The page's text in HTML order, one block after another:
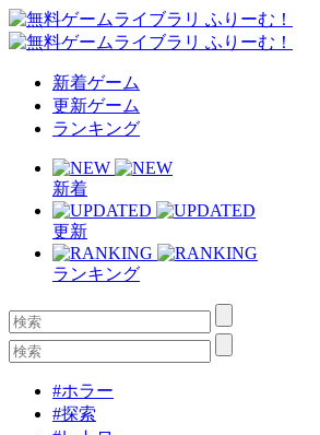
新着ゲーム
更新ゲーム
ランキング
新着
更新
ランキング
#ホラー
#探索